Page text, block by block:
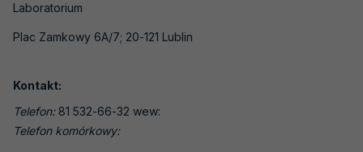
Jednostki inspekcyjne
Jednostki weryfikujące i walidujące
Weryfikatorzy EMAS
Laboratorium
Plac Zamkowy 6A/7; 20-121 Lublin
Kontakt:
Telefon:81 532-66-32 wew:
Telefon komórkowy: